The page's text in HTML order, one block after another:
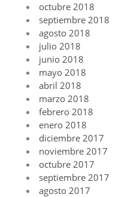
octubre 2018
septiembre 2018
agosto 2018
julio 2018
junio 2018
mayo 2018
abril 2018
marzo 2018
febrero 2018
enero 2018
diciembre 2017
noviembre 2017
octubre 2017
septiembre 2017
agosto 2017